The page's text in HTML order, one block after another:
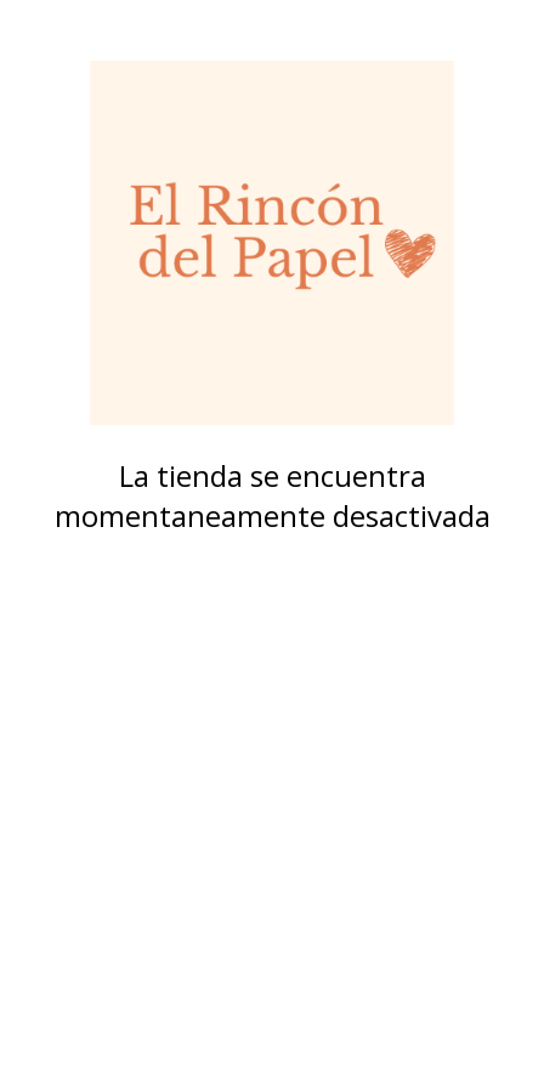
La tienda se encuentra
momentaneamente desactivada